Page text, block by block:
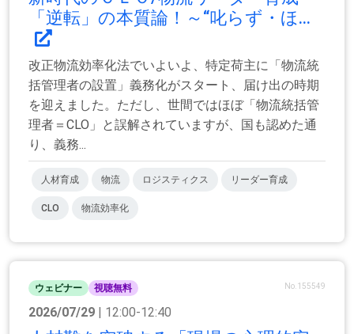
「逆転」の本質論！～“叱らず・ほ...
改正物流効率化法でいよいよ、特定荷主に「物流統
括管理者の設置」義務化がスタート、届け出の時期
を迎えました。ただし、世間ではほぼ「物流統括管
理者＝CLO」と誤解されていますが、国も認めた通
り、義務...
人材育成 物流 ロジスティクス リーダー育成
CLO 物流効率化
ウェビナー 視聴無料 No.155549
2026/07/29 | 12:00-12:40